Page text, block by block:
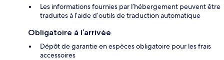
Les informations fournies par l’hébergement peuvent être
traduites à l’aide d’outils de traduction automatique
Obligatoire à l’arrivée
Dépôt de garantie en espèces obligatoire pour les frais
accessoires